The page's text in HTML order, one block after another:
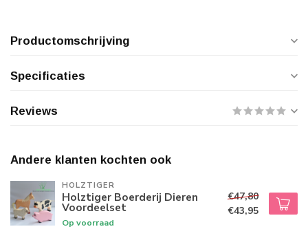
Productomschrijving
Specificaties
Reviews
Andere klanten kochten ook
HOLZTIGER
Holztiger Boerderij Dieren
Voordeelset
Op voorraad
€47,80
€43,95